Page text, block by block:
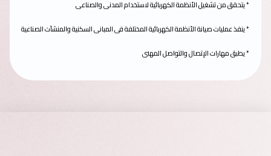
* يتحقق من تشغيل الأنظمة الكهربائية لاستخدام المدنى والصناعى
* ينفذ عمليات صيانة الأنظمة الكهربائية المختلفة فى المبانى السكنية والمنشآت الصناعية
* يطبق مهارات الإتصال والتواصل المهنى